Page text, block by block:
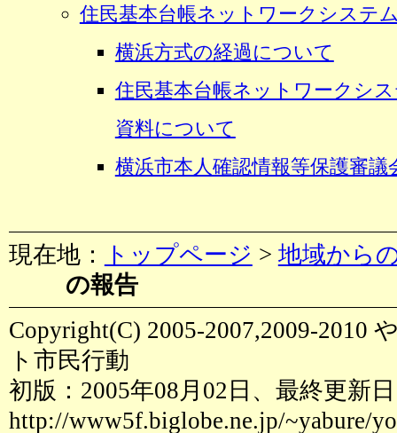
住民基本台帳ネットワークシステ
横浜方式の経過について
住民基本台帳ネットワークシ
資料について
横浜市本人確認情報等保護審議
現在地： トップページ > 地域から
の報告
Copyright(C) 2005-2007,2009-2010
ト市民行動
初版：2005年08月02日、最終更新
http://www5f.biglobe.ne.jp/~yabure/